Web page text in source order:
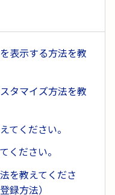
表示する方法を教
タマイズ方法を教
てください。
ください。
を教えてくださ
録方法）